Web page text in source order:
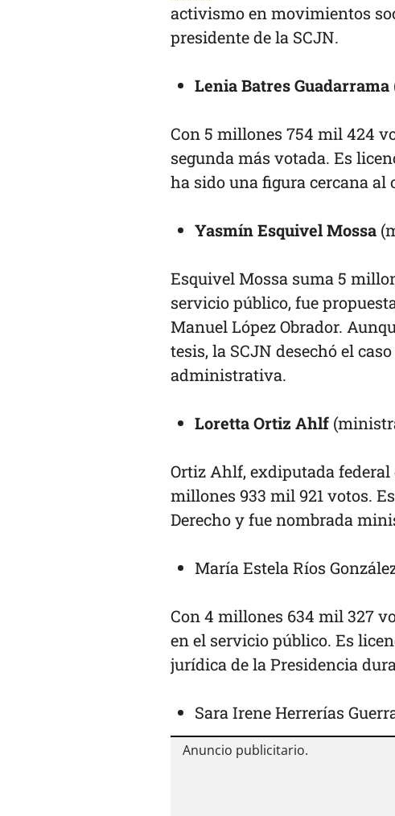
activismo en movimientos
presidente de la SCJN.
Lenia Batres Guadarrama
Con 5 millones 754 mil 424
segunda más votada. Es
ha sido una figura cercana al
Yasmín Esquivel Mossa
Esquivel Mossa suma 5
servicio público, fue
Manuel López Obrador.
tesis, la SCJN desechó el
administrativa.
Loretta Ortiz Ahlf
Ortiz Ahlf, exdiputada
millones 933 mil 921 votos.
Derecho y fue nombrada
María Estela Ríos
Con 4 millones 634 mil 327
en el servicio público. Es
jurídica de la Presidencia
Sara Irene Herrerías